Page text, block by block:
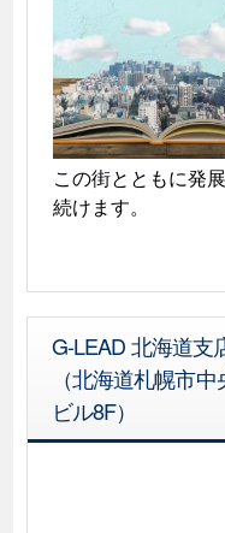
この街とともに発
続けます。
G-LEAD 北海道支
（北海道札幌市
ビル8F）